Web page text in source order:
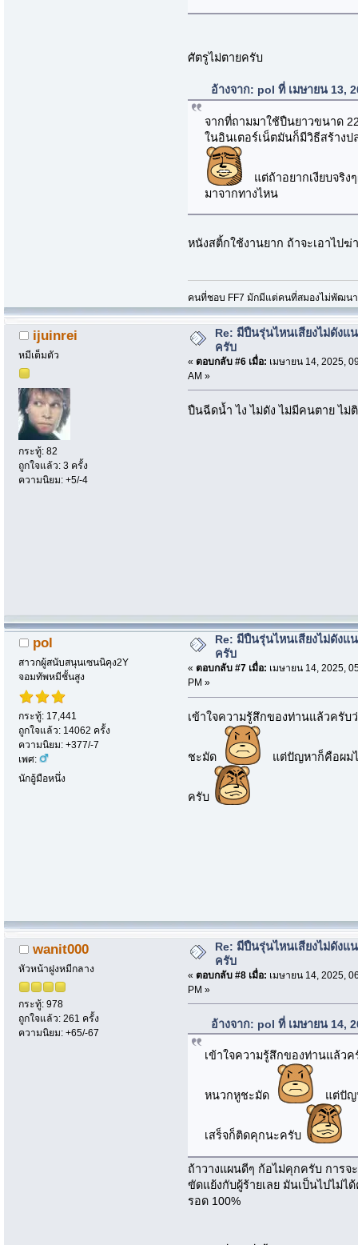
ศัตรูไม่ตายครับ
อ้างจาก: pol ที่ เมษายน 13,
จากที่ถามมาใช้ปืนยาวขนาด
ในอินเตอร์เน็ตมันก็มีวิธีสร้างป
แต่ถ้าอยากเงียบจริง
มาจากทางไหน
หนังสติ้กใช้งานยาก ถ้าจะเอาไป
คนที่ชอบ FF7 มักมีแต่คนที่สมองไม่พัฒนา
ijuinrei
หมีเต็มตัว
กระทู้: 82
ถูกใจแล้ว: 3 ครั้ง
ความนิยม: +5/-4
Re: มีปืนรุ่นไหนเสียงไม่ดังแ
ครับ
« ตอบกลับ #6 เมื่อ: เมษายน 14, 2025,
AM »
ปืนฉีดน้ำ ไง ไม่ดัง ไม่มีคนตาย ไม่
pol
สาวกผู้สนับสนุนเซนนิคุง2Y
จอมทัพหมีชั้นสูง
กระทู้: 17,441
ถูกใจแล้ว: 14062 ครั้ง
ความนิยม: +377/-7
เพศ:
นักอู้มือหนึ่ง
Re: มีปืนรุ่นไหนเสียงไม่ดังแ
ครับ
« ตอบกลับ #7 เมื่อ: เมษายน 14, 2025,
PM »
เข้าใจความรู้สึกของท่านแล้วครั
ชะมัด แต่ปัญหาก็คือผมไ
ครับ
wanit000
หัวหน้าฝูงหมีกลาง
กระทู้: 978
ถูกใจแล้ว: 261 ครั้ง
ความนิยม: +65/-67
Re: มีปืนรุ่นไหนเสียงไม่ดังแ
ครับ
« ตอบกลับ #8 เมื่อ: เมษายน 14, 2025,
PM »
อ้างจาก: pol ที่ เมษายน 14,
เข้าใจความรู้สึกของท่านแล้ว
หนวกหูชะมัด แต่ปัญ
เสร็จก็ติดคุกนะครับ
ถ้าวางแผนดีๆ ก้อไม่คุกครับ การจ
ขัดแย้งกับผู้ร้ายเลย มันเป็นไปไม่ไ
รอด 100%